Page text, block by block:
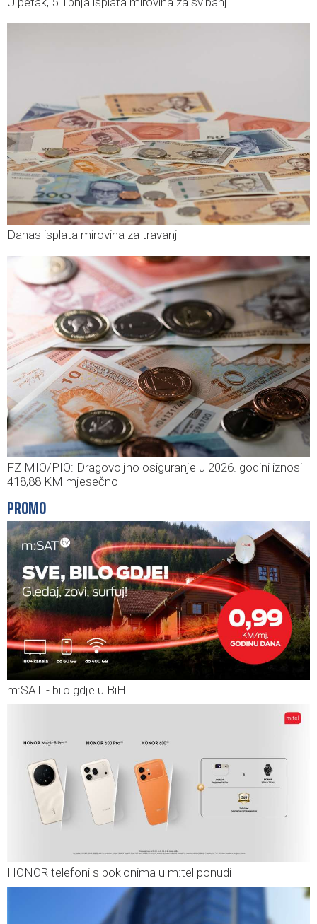
Danas isplata mirovina za travanj
FZ MIO/PIO: Dragovoljno osiguranje u 2026. godini iznosi
418,88 KM mjesečno
PROMO
m:SAT - bilo gdje u BiH
HONOR telefoni s poklonima u m:tel ponudi